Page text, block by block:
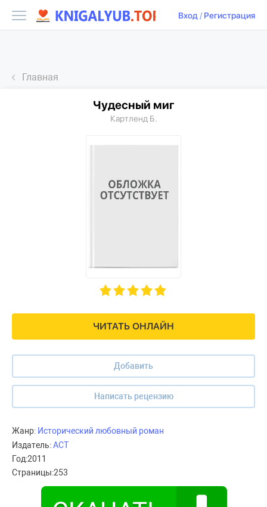
Вход/ Регистрация
Главная
ЧИТАТЬ ОНЛАЙН
Добавить
Написать рецензию
Чудесный миг
Картленд Б.
Жанр: Исторический любовный роман
Издатель:АСТ
Год:2011
Страницы:253